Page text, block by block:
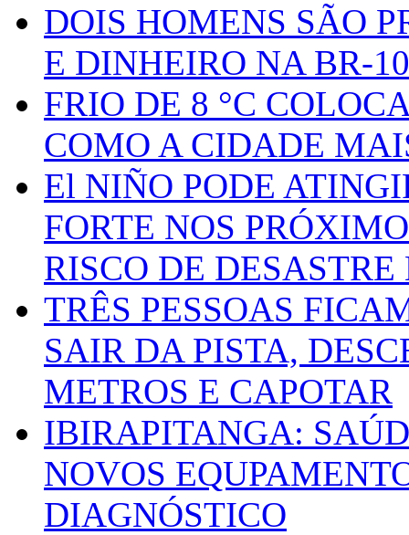
DOIS HOMENS SÃO
E DINHEIRO NA BR-
FRIO DE 8 °C
COMO A CIDADE
El NIÑO PODE
FORTE NOS
RISCO DE
TRÊS PESSOAS
SAIR DA PISTA,
METROS E CAPOTAR
IBIRAPITANGA:
NOVOS
DIAGNÓSTICO